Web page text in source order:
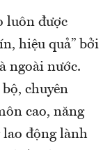
luôn được
hiệu quả” bởi
ngoài nước.
chuyên
cao, năng
lao động lành